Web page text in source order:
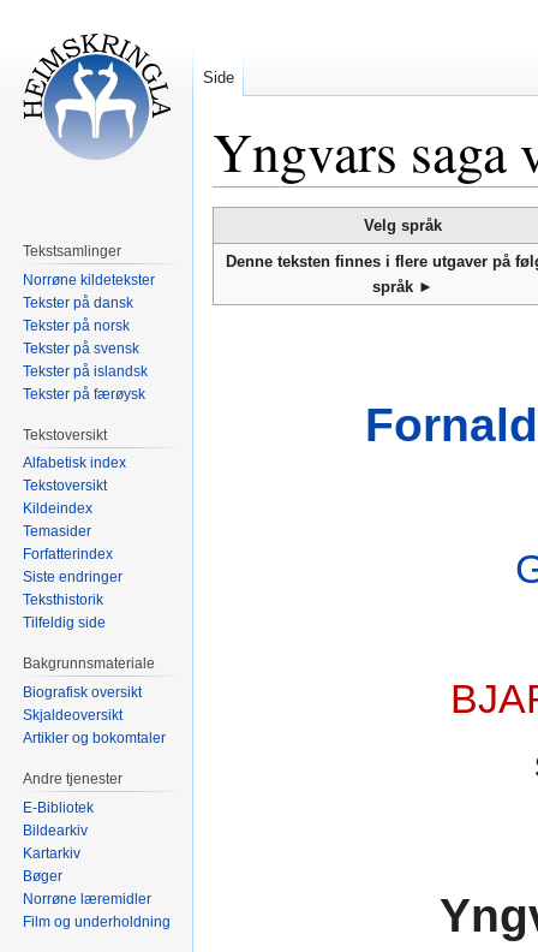
Yngvars saga
til
navigering
til
søk
Velg språk
Denne teksten finnes i flere utgaver på
språk ►
Side
Tekstsamlinger
Norrøne kildetekster
Tekster på dansk
Tekster på norsk
Tekster på svensk
Tekster på islandsk
Tekster på færøysk
Tekstoversikt
Alfabetisk index
Tekstoversikt
Kildeindex
Temasider
Forfatterindex
Siste endringer
Teksthistorik
Tilfeldig side
Bakgrunnsmateriale
Biografisk oversikt
Skjaldeoversikt
Artikler og bokomtaler
Andre tjenester
E-Bibliotek
Bildearkiv
Kartarkiv
Bøger
Norrøne læremidler
Film og underholdning